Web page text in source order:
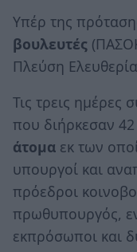
Υπέρ της
βουλευτές
Πλεύση
Τις τρεις ημέρες
που διήρκεσαν
άτομα εκ των
υπουργοί και
πρόεδροι
πρωθυπουργός,
εκπρόσωποι και